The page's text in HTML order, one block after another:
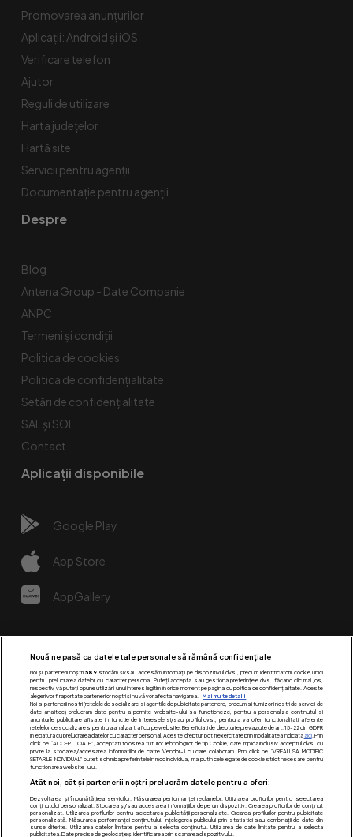
Promovarea anunțurilor
Aplicații: Android și iOS
Verificare telefon
Ajutor
Reguli de utilizare
Harta județelor
Hartă site
Servicii pentru agenții
Documentație pentru agenții
Despre
Blog
Antena Group - Date Companie
ANPC
Termeni și condiții
Politica de cookies
Politica de confidențialitate
Setări de confidențialitate
SAL și SOL
Contact
Aplicații disponibile
Google Play
App Store
AppGallery
Urmărește-ne pe:
Nouă ne pasă ca datele tale personale să rămână confidențiale
Noi și partenerii noștri 589stocăm și/sau accesăm informații pe dispozitivul dvs., precum identificatorii cookie unici
pentru prelucrarea datelor cu caracter personal. Puteți accepta sau gestiona preferințele dvs. făcând clic mai jos,
respectiv vă puteți opune utilizării unui interes legitim în orice moment pe pagina cu politica de confidențialitate. Aceste
alegeri vor fi raportate partenerilor noștri și nu vă vor afecta navigarea.
Mai multe detalii
Noi si partenerii nostri (retelele de socializare si agentiile de publicitate partenere, precum si furnizorii nostri de servicii de
date analitice) prelucram date pentru a permite website-ului sa functioneze, pentru a personaliza continutul si
anunturile publicitare afisate in functie de interesele si/sau profilul dvs., pentru a va oferi functionalitati aferente
retelelor de socializare si pentru a analiza traficul pe website. Beneficiati de drepturile prevazute de art. 15-22 din GDPR
in legatura cu prelucrarea datelor cu caracter personal. Aceste drepturi pot fi exercitate prin modalitatea indicataaici. Prin
click pe “ACCEPT TOATE”, acceptati folosirea tuturor Tehnologiilor de tip Cookie, care implica inclusiv acceptul dvs. cu
privire la stocarea/accesarea informatiilor de catre Vendor-ii cu care colaboram. Prin click pe “VREAU SA MODIFIC
SETARILE INDIVIDUAL” puteti schimba preferintele in mod individual, mai putin cele legate de cookie strict necesare pentru
functionarea website-ului.
Atât noi, cât și partenerii noștri prelucrăm datele pentru a oferi:
Dezvoltarea și îmbunătățirea serviciilor. Măsurarea performanței reclamelor. Utilizarea profilurilor pentru selectarea
conținutului personalizat. Stocarea și/sau accesarea informațiilor de pe un dispozitiv. Crearea profilurilor de conținut
personalizat. Utilizarea profilurilor pentru selectarea publicității personalizate. Crearea profilurilor pentru publicitate
personalizată. Măsurarea performanței conținutului. Înțelegerea publicului prin statistici sau combinații de date din
surse diferite. Utilizarea datelor limitate pentru a selecta conținutul. Utilizarea de date limitate pentru a selecta
publicitatea. Date precise de geolocație și identificarea prin scanarea dispozitivului.